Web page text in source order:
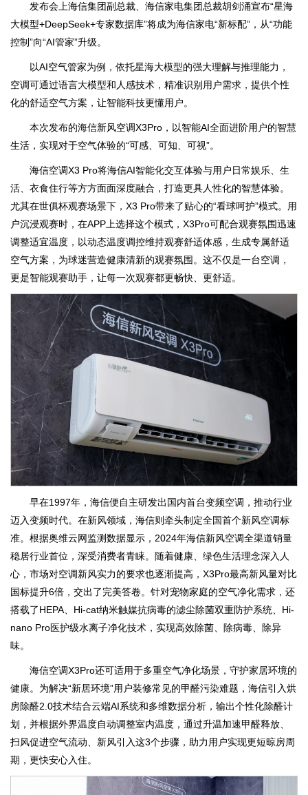
发布会上海信集团副总裁、海信家电集团总裁胡剑涌宣布“星海
大模型+DeepSeek+专家数据库”将成为海信家电“新标配”，从“功能
控制”向“AI管家”升级。
以AI空气管家为例，依托星海大模型的强大理解与推理能力，
空调可通过语言大模型和人感技术，精准识别用户需求，提供个性
化的舒适空气方案，让智能科技更懂用户。
本次发布的海信新风空调X3Pro，以智能AI全面进阶用户的智慧
生活，实现对于空气体验的“可感、可知、可视”。
海信空调X3 Pro将海信AI智能化交互体验与用户日常娱乐、生
活、衣食住行等方方面面深度融合，打造更具人性化的智慧体验。
尤其在世俱杯观赛场景下，X3 Pro带来了贴心的“看球呵护”模式。用
户沉浸观赛时，在APP上选择这个模式，X3Pro可配合观赛氛围迅速
调整适宜温度，以动态温度调控维持观赛舒适体感，生成专属舒适
空气方案，为球迷营造健康清新的观赛氛围。这不仅是一台空调，
更是智能观赛助手，让每一次观赛都更畅快、更舒适。
早在1997年，海信便自主研发出国内首台变频空调，推动行业
迈入变频时代。在新风领域，海信则牵头制定全国首个新风空调标
准。根据奥维云网监测数据显示，2024年海信新风空调全渠道销量
稳居行业首位，深受消费者青睐。随着健康、绿色生活理念深入人
心，市场对空调新风实力的要求也逐渐提高，X3Pro最高新风量对比
国标提升6倍，交出了完美答卷。针对宠物家庭的空气净化需求，还
搭载了HEPA、Hi-cat纳米触媒抗病毒的滤尘除菌双重防护系统、Hi-
nano Pro医护级水离子净化技术，实现高效除菌、除病毒、除异
味。
海信空调X3Pro还可适用于多重空气净化场景，守护家居环境的
健康。为解决“新居环境”用户装修常见的甲醛污染难题，海信引入烘
房除醛2.0技术结合云端AI系统和多维数据分析，输出个性化除醛计
划，并根据外界温度自动调整室内温度，通过升温加速甲醛释放、
扫风促进空气流动、新风引入这3个步骤，助力用户实现更短晾房周
期，更快安心入住。